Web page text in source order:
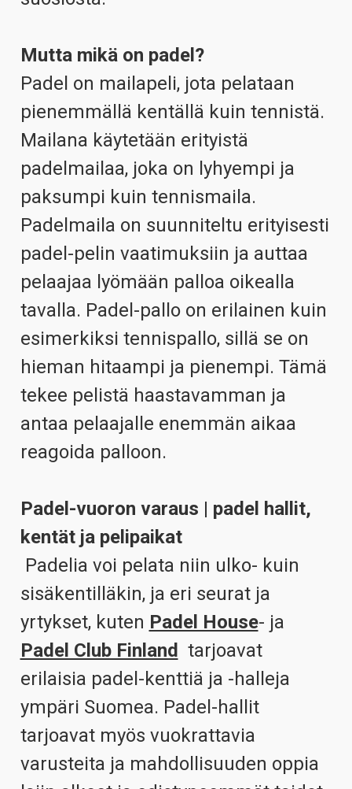
Mutta mikä on padel?
Padel on mailapeli, jota pelataan
pienemmällä kentällä kuin tennistä.
Mailana käytetään erityistä
padelmailaa, joka on lyhyempi ja
paksumpi kuin tennismaila.
Padelmaila on suunniteltu erityisesti
padel-pelin vaatimuksiin ja auttaa
pelaajaa lyömään palloa oikealla
tavalla. Padel-pallo on erilainen kuin
esimerkiksi tennispallo, sillä se on
hieman hitaampi ja pienempi. Tämä
tekee pelistä haastavamman ja
antaa pelaajalle enemmän aikaa
reagoida palloon.
Padel-vuoron varaus | padel hallit,
kentät ja pelipaikat
Padelia voi pelata niin ulko- kuin
sisäkentilläkin, ja eri seurat ja
yrtykset, kuten Padel House- ja
Padel Club Finland tarjoavat
erilaisia padel-kenttiä ja -halleja
ympäri Suomea. Padel-hallit
tarjoavat myös vuokrattavia
varusteita ja mahdollisuuden oppia